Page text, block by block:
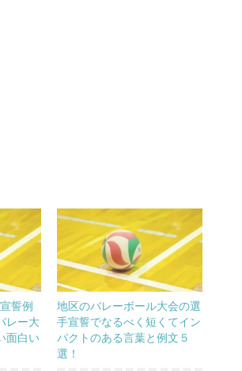
誓例
レー大
面白い
地区のバレーボール大会の選
手宣誓でなるべく短くてイン
パクトのある言葉と例文５
選！